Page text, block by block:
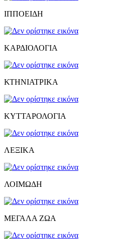
ΙΠΠΟΕΙΔΗ
ΚΑΡΔΙΟΛΟΓΙΑ
ΚΤΗΝΙΑΤΡΙΚΑ
ΚΥΤΤΑΡΟΛΟΓΙΑ
ΛΕΞΙΚΑ
ΛΟΙΜΩΔΗ
ΜΕΓΑΛΑ ΖΩΑ